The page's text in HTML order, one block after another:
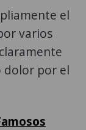
el
varios
dolor por el